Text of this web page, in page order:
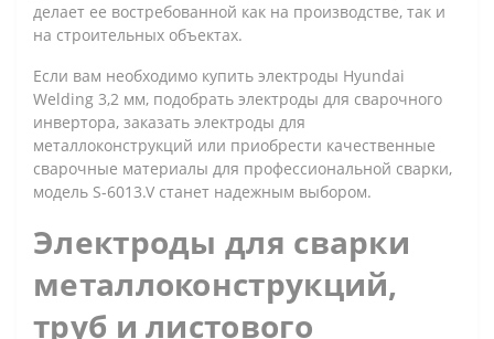
делает ее востребованной как на производстве, так и
на строительных объектах.
Если вам необходимо купить электроды Hyundai
Welding 3,2 мм, подобрать электроды для сварочного
инвертора, заказать электроды для
металлоконструкций или приобрести качественные
сварочные материалы для профессиональной сварки,
модель S-6013.V станет надежным выбором.
Электроды для сварки
металлоконструкций,
труб и листового